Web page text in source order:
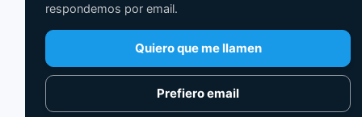
respondemos por email.
Quiero que me llamen
Prefiero email